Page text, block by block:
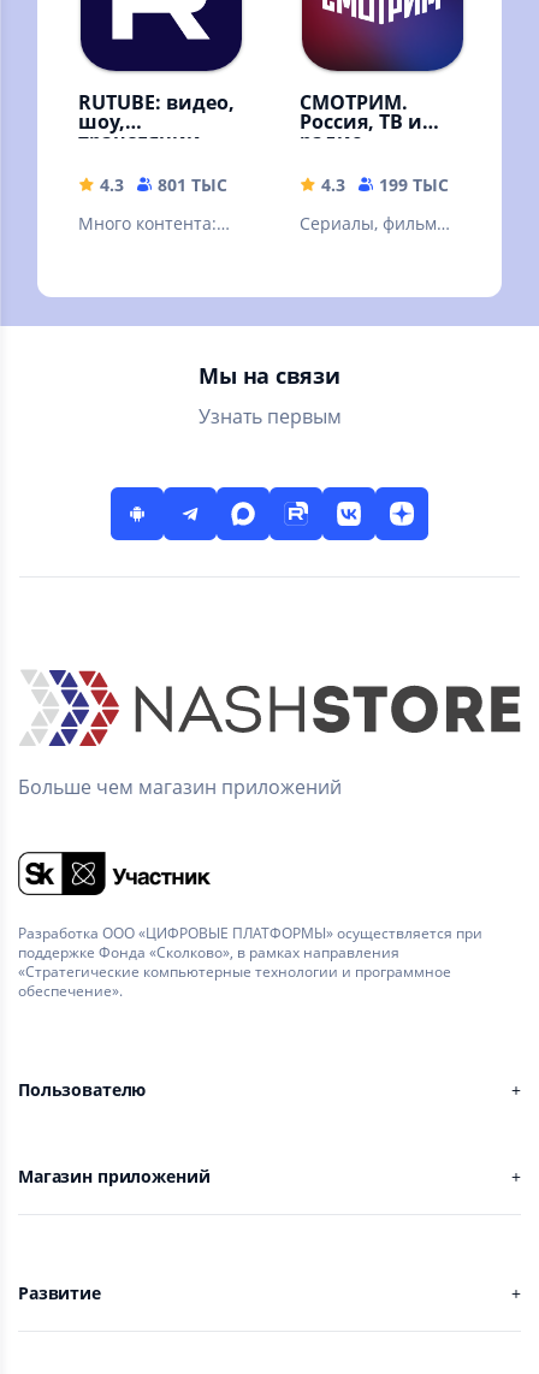
RUTUBE: видео,
шоу,
трансляции
4.3 801 ТЫС
42.88 MB
Много контента:
прямые эфиры,
сериалы и шоу
СМОТРИМ.
Россия, ТВ и
радио
4.3 199 ТЫС
Сериалы, фильмы,
новости
Мы на связи
Узнать первым
Больше чем магазин приложений
Разработка ООО «ЦИФРОВЫЕ ПЛАТФОРМЫ» осуществляется при
поддержке Фонда «Сколково», в рамках направления
«Стратегические компьютерные технологии и программное
обеспечение».
Пользователю
Магазин приложений
Развитие